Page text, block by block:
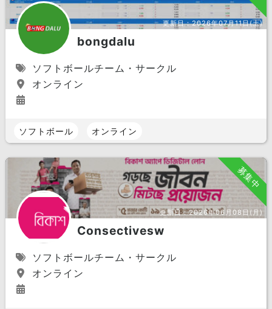
更新日：2026年07月11日(土)
bongdalu
ソフトボールチーム・サークル
オンライン
ソフトボール オンライン
募集中
更新日：2026年06月08日(月)
Consectivesw
ソフトボールチーム・サークル
オンライン